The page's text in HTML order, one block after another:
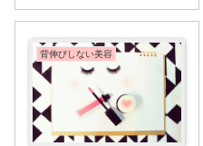
背伸びしない美容